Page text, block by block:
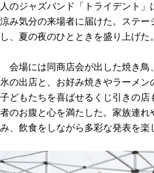
人のジャズバンド「トライデント
涼み気分の来場者に届けた。ステー
し、夏の夜のひとときを盛り上げた。
会場には同商店会が出した焼き鳥
氷の出店と、お好み焼きやラーメン
子どもたちを喜ばせるくじ引きの店
者のお腹と心を満たした。家族連れ
み、飲食をしながら多彩な発表を楽